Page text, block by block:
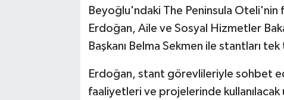
Beyoğlu'ndaki The Peninsula Oteli'nin
Erdoğan, Aile ve Sosyal Hizmetler
Başkanı Belma Sekmen ile stantları
Erdoğan, stant görevlileriyle sohbet
faaliyetleri ve projelerinde kullanılacak